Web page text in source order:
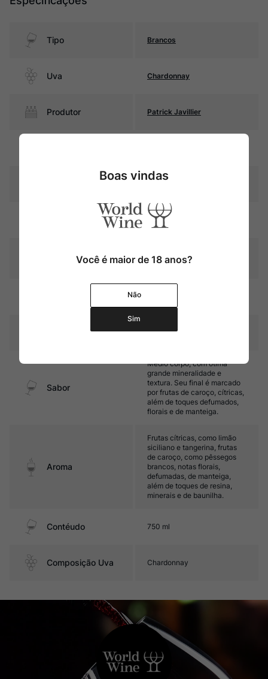
Tipo Brancos
Uva Chardonnay
Produtor Patrick Javillier
Amarelo palha com reflexos
dourados
13,0%
Temperatura 10ºC – 12ºC
Sabor
Médio corpo, com ótima
grande mineralidade e
textura. Seu final é marcado
por frutas de caroço, cítricas,
além de toques defumados,
florais e de manteiga.
Aroma
Frutas cítricas, como limão
siciliano e tangerina, frutas
de caroço, como pêssegos
brancos, notas florais,
defumadas, de manteiga,
além de toques de resina,
minerais e de baunilha.
Contéudo 750 ml
Composição Uva Chardonnay
Boas vindas
Você é maior de 18 anos?
Não
Sim